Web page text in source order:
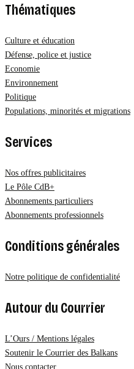
Thématiques
Culture et éducation
Défense, police et justice
Economie
Environnement
Politique
Populations, minorités et migrations
Services
Nos offres publicitaires
Le Pôle CdB+
Abonnements particuliers
Abonnements professionnels
Conditions générales
Notre politique de confidentialité
Autour du Courrier
L’Ours / Mentions légales
Soutenir le Courrier des Balkans
Nous contacter